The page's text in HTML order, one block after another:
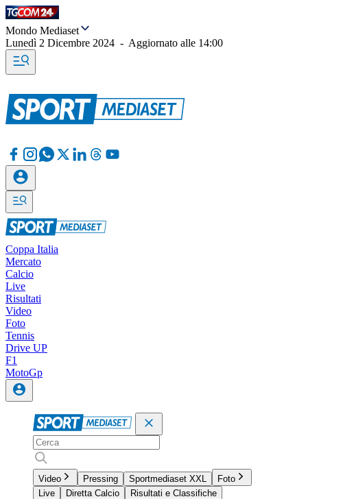
Mondo Mediaset
Lunedì 2 Dicembre 2024 - Aggiornato alle 14:00
Coppa Italia
Mercato
Calcio
Live
Risultati
Video
Foto
Tennis
Drive UP
F1
MotoGp
Video Pressing Sportmediaset XXL
Foto
Live
Diretta Calcio
Risultati e Classifiche